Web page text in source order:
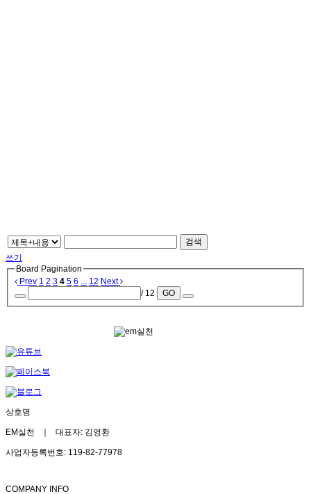
검색
쓰기
Board Pagination
Prev 1 2 3 4 5 6 ... 12 Next
/ 12
GO
상호명
EM실천 ｜ 대표자: 김영환
사업자등록번호: 119-82-77978
COMPANY INFO